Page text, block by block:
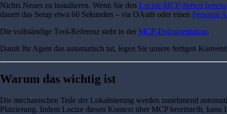
Nichts Neues zu installieren. Wenn Sie den Locize-MCP-Server
dauert das Setup etwa 60 Sekunden – via OAuth oder einen Personal
Die vollständige Tool-Referenz steht in der MCP-Dokumentation.
Damit Ihr Agent das automatisch tut, legen Sie unsere fertigen
Warum das wichtig ist
Die mechanischen Teile der Lokalisierung werden zunehmend
Platzierung. Indem Locize diesen Kontext über MCP bereitstellt,